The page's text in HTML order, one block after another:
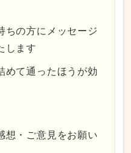
の方にメッセージ
します
めて通ったほうが効
・ご意見をお願い